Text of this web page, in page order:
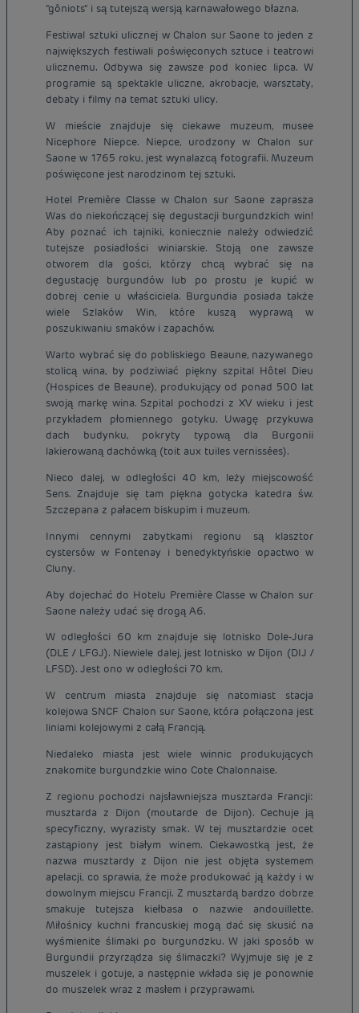
"gôniots" i są tutejszą wersją karnawałowego błazna.
Festiwal sztuki ulicznej w Chalon sur Saone to jeden z
największych festiwali poświęconych sztuce i teatrowi
ulicznemu. Odbywa się zawsze pod koniec lipca. W
programie są spektakle uliczne, akrobacje, warsztaty,
debaty i filmy na temat sztuki ulicy.
W mieście znajduje się ciekawe muzeum, musee
Nicephore Niepce. Niepce, urodzony w Chalon sur
Saone w 1765 roku, jest wynalazcą fotografii. Muzeum
poświęcone jest narodzinom tej sztuki.
Hotel Première Classe w Chalon sur Saone zaprasza
Was do niekończącej się degustacji burgundzkich win!
Aby poznać ich tajniki, koniecznie należy odwiedzić
tutejsze posiadłości winiarskie. Stoją one zawsze
otworem dla gości, którzy chcą wybrać się na
degustację burgundów lub po prostu je kupić w
dobrej cenie u właściciela. Burgundia posiada także
wiele Szlaków Win, które kuszą wyprawą w
poszukiwaniu smaków i zapachów.
Warto wybrać się do pobliskiego Beaune, nazywanego
stolicą wina, by podziwiać piękny szpital Hôtel Dieu
(Hospices de Beaune), produkujący od ponad 500 lat
swoją markę wina. Szpital pochodzi z XV wieku i jest
przykładem płomiennego gotyku. Uwagę przykuwa
dach budynku, pokryty typową dla Burgonii
lakierowaną dachówką (toit aux tuiles vernissées).
Nieco dalej, w odległości 40 km, leży miejscowość
Sens. Znajduje się tam piękna gotycka katedra św.
Szczepana z pałacem biskupim i muzeum.
Innymi cennymi zabytkami regionu są klasztor
cystersów w Fontenay i benedyktyńskie opactwo w
Cluny.
Aby dojechać do Hotelu Première Classe w Chalon sur
Saone należy udać się drogą A6.
W odległości 60 km znajduje się lotnisko Dole-Jura
(DLE / LFGJ). Niewiele dalej, jest lotnisko w Dijon (DIJ /
LFSD). Jest ono w odległości 70 km.
W centrum miasta znajduje się natomiast stacja
kolejowa SNCF Chalon sur Saone, która połączona jest
liniami kolejowymi z całą Francją.
Niedaleko miasta jest wiele winnic produkujących
znakomite burgundzkie wino Cote Chalonnaise.
Z regionu pochodzi najsławniejsza musztarda Francji:
musztarda z Dijon (moutarde de Dijon). Cechuje ją
specyficzny, wyrazisty smak. W tej musztardzie ocet
zastąpiony jest białym winem. Ciekawostką jest, że
nazwa musztardy z Dijon nie jest objęta systemem
apelacji, co sprawia, że może produkować ją każdy i w
dowolnym miejscu Francji. Z musztardą bardzo dobrze
smakuje tutejsza kiełbasa o nazwie andouillette.
Miłośnicy kuchni francuskiej mogą dać się skusić na
wyśmienite ślimaki po burgundzku. W jaki sposób w
Burgundii przyrządza się ślimaczki? Wyjmuje się je z
muszelek i gotuje, a następnie wkłada się je ponownie
do muszelek wraz z masłem i przyprawami.